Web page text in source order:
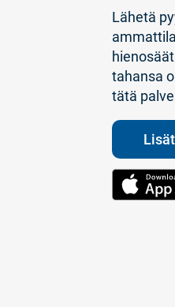
Lähetä
tahansa
tätä